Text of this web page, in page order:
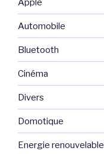
Apple
Automobile
Bluetooth
Cinéma
Divers
Domotique
Energie renouvelable